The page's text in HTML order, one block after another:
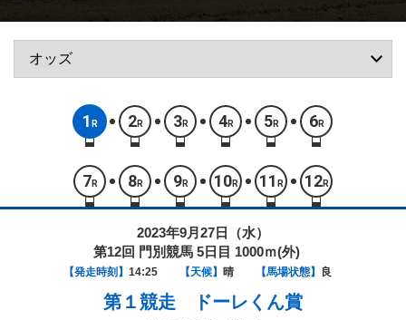
1 R 2R 3R 4R 5R 6R
7 R 8R 9R 10R 11 R 12R
2023年9月27日（水）
第12回 門別競馬 5日目 1000ｍ(外)
【発走時刻】 14:25 【天候】 晴 【馬場状態】 良
第１競走 ドーレくん賞